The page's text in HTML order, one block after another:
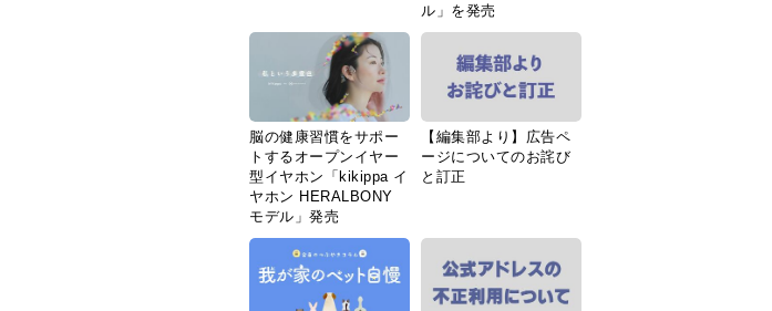
ル」を発売
脳の健康習慣をサポー
トするオープンイヤー
型イヤホン「kikippa イ
ヤホン HERALBONY
モデル」発売
【編集部より】広告ペ
ージについてのお詫び
と訂正